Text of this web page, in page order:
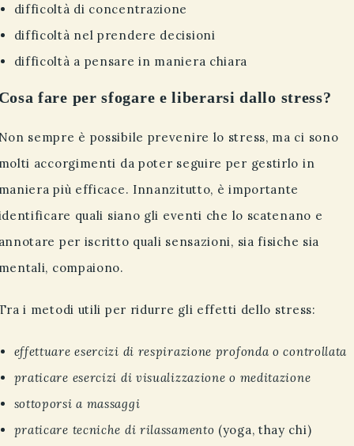
difficoltà di concentrazione
difficoltà nel prendere decisioni
difficoltà a pensare in maniera chiara
fare per sfogare e liberarsi dallo stress?
sempre è possibile prevenire lo stress, ma ci sono
accorgimenti da poter seguire per gestirlo in
più efficace. Innanzitutto, è importante
quali siano gli eventi che lo scatenano e
per iscritto quali sensazioni, sia fisiche sia
compaiono.
i metodi utili per ridurre gli effetti dello stress:
effettuare esercizi di respirazione profonda o controllata
praticare esercizi di visualizzazione o meditazione
sottoporsi a massaggi
praticare tecniche di rilassamento (yoga, thay chi)